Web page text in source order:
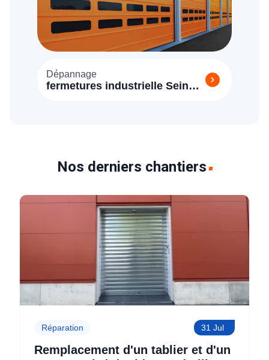
Dépannage
fermetures industrielle Seine
Nos derniers chantiers
Réparation 31 Jul
Remplacement d'un tablier et d'un